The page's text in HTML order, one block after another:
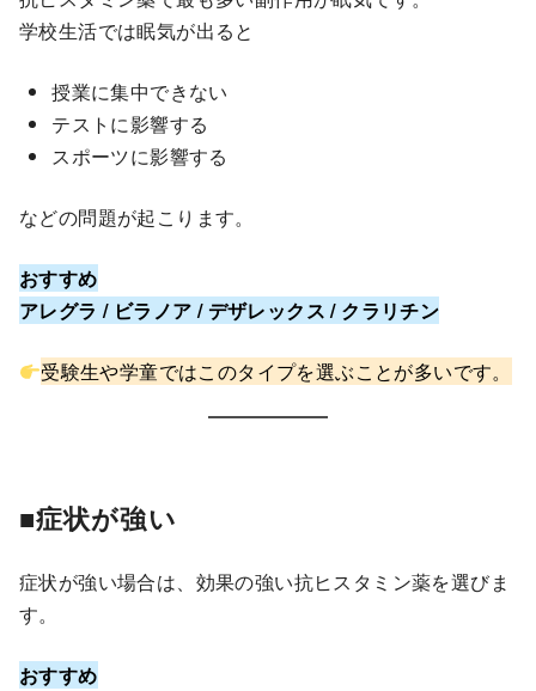
学校生活では眠気が出ると
授業に集中できない
テストに影響する
スポーツに影響する
などの問題が起こります。
おすすめ
アレグラ / ビラノア / デザレックス / クラリチン
受験生や学童ではこのタイプを選ぶことが多いです。
■症状が強い
症状が強い場合は、効果の強い抗ヒスタミン薬を選びま
す。
おすすめ